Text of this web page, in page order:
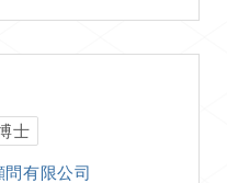
士
問有限公司